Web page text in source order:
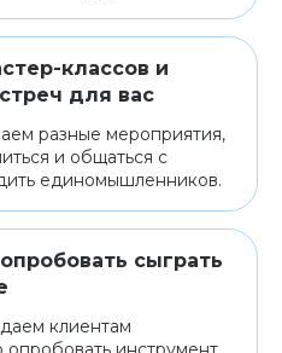
классов и
для вас
разные мероприятия,
и общаться с
единомышленников.
сыграть
клиентам